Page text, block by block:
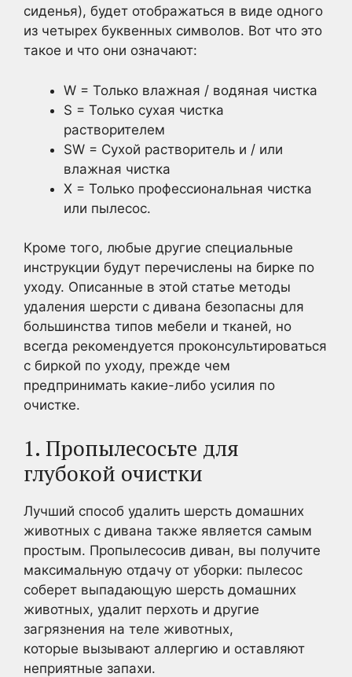
сиденья), будет отображаться в виде одного
из четырех буквенных символов. Вот что это
такое и что они означают:
W = Только влажная / водяная чистка
S = Только сухая чистка
растворителем
SW = Сухой растворитель и / или
влажная чистка
X = Только профессиональная чистка
или пылесос.
Кроме того, любые другие специальные
инструкции будут перечислены на бирке по
уходу. Описанные в этой статье методы
удаления шерсти с дивана безопасны для
большинства типов мебели и тканей, но
всегда рекомендуется проконсультироваться
с биркой по уходу, прежде чем
предпринимать какие-либо усилия по
очистке.
1. Пропылесосьте для
глубокой очистки
Лучший способ удалить шерсть домашних
животных с дивана также является самым
простым. Пропылесосив диван, вы получите
максимальную отдачу от уборки: пылесос
соберет выпадающую шерсть домашних
животных, удалит перхоть и другие
загрязнения на теле животных,
которые вызывают аллергию и оставляют
неприятные запахи.